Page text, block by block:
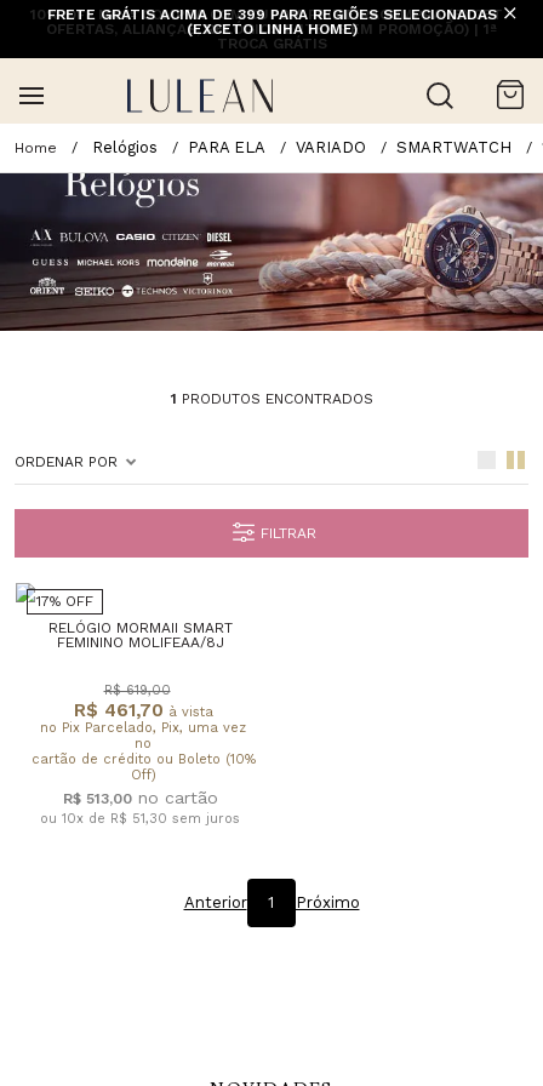
10% OFF NA 1ª COMPRA COM CUPOM PRIMEIRACOMPRA (EXCETO
OFERTAS, ALIANÇAS, RELÓGIOS E ITENS EM PROMOÇÃO) | 1ª
TROCA GRÁTIS
FRETE GRÁTIS ACIMA DE 399 PARA REGIÕES SELECIONADAS
(EXCETO LINHA HOME)
Relógios PARA ELA VARIADO SMARTWATCH
1 PRODUTOS ENCONTRADOS
ORDENAR POR
FILTRAR
17% OFF
RELÓGIO MORMAII SMART
FEMININO MOLIFEAA/8J
R$ 461,70 à vista
no Pix Parcelado, Pix, uma vez
no
cartão de crédito ou Boleto (10%
Off)
R$ 619,00
R$ 513,00
ou 10x de R$ 51,30 sem juros
Anterior 1 Próximo